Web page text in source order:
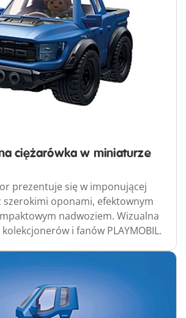
ciężarówka w miniaturze
prezentuje się w imponującej
szerokimi oponami, efektownym
nadwoziem. Wizualna
i fanów PLAYMOBIL.